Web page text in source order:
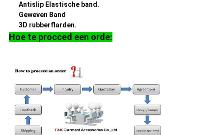
Antislip Elastische band.
Geweven Band
3D rubberflarden.
Hoe te procced een orde: